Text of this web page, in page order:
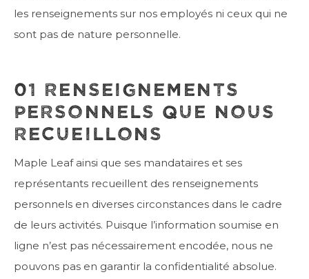
les renseignements sur nos employés ni ceux qui ne
sont pas de nature personnelle.
01 RENSEIGNEMENTS
PERSONNELS QUE NOUS
RECUEILLONS
Maple Leaf ainsi que ses mandataires et ses
représentants recueillent des renseignements
personnels en diverses circonstances dans le cadre
de leurs activités. Puisque l’information soumise en
ligne n’est pas nécessairement encodée, nous ne
pouvons pas en garantir la confidentialité absolue.